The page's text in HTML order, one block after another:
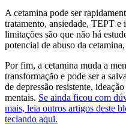
A cetamina pode ser
tratamento, ansiedade, TEPT e
limitações são que não há
potencial de abuso da
Por fim, a cetamina muda a
transformação e pode ser a
de depressão resistente,
mentais. Se ainda ficou com
mais, leia outros artigos deste
teclando aqui.